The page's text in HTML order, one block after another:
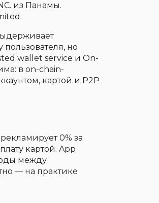
из Панамы.
но
wallet service и On-
в on-chain-
картой и P2P
0% за
картой. App
между
— на практике